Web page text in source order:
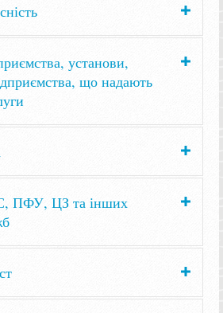
установи,
що надають
ПФУ, ЦЗ та інших